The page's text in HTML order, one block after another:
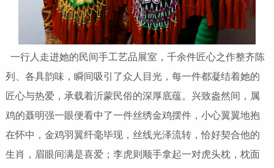
一行人走进她的民间手工艺品展室，千余件匠心之作整齐陈
列、各具韵味，瞬间吸引了众人目光，每一件都凝结着她的
匠心与热爱，承载着沂蒙民俗的深厚底蕴。兴致盎然间，属
鸡的聂明强一眼便看中了一件丝绣金鸡摆件，小心翼翼地抱
在怀中，金鸡羽翼纤毫毕现，丝线光泽流转，恰好契合他的
生肖，眉眼间满是喜爱；李虎则顺手拿起一对虎头枕，枕面